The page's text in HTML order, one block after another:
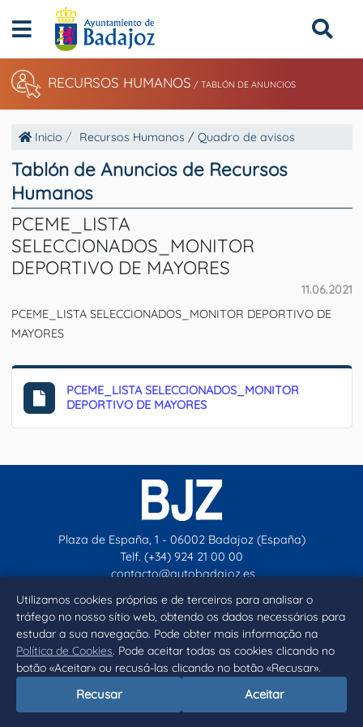
Utilizamos cookies próprias e de terceiros para analisar o
tráfego no nosso sítio web, obtendo os dados necessários para
estudar a sua navegação. Pode obter mais informação na
Política de Cookies. Pode aceitar todas as cookies clicando no
botão «Aceitar» ou recusá-las clicando no botão «Recusar».
Recusar Aceitar
RECURSOS HUMANOS / TABLÓN DE ANUNCIOS
Inicio Recursos Humanos / Quadro de avisos
Tablón de Anuncios de Recursos
Humanos
PCEME_LISTA
SELECCIONADOS_MONITOR
DEPORTIVO DE MAYORES
11.06.2021
PCEME_LISTA SELECCIONADOS_MONITOR DEPORTIVO DE
MAYORES
PCEME_LISTA SELECCIONADOS_MONITOR
DEPORTIVO DE MAYORES
Plaza de España, 1 - 06002 Badajoz (España)
Telf. (+34) 924 21 00 00
contacto@aytobadajoz.es
Facebook
X Instagram
YouTube
Inicio Aviso legal Privacidad Política de Cookies
Declaración de accesibilidad